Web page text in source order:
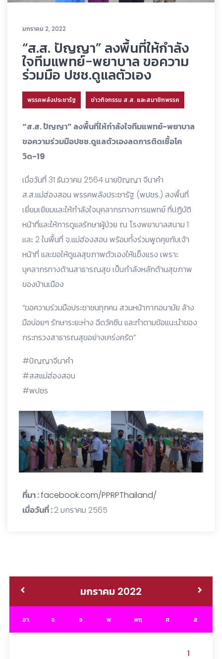
มกราคม 2, 2022
“ส.ส. ปัญญา” ลงพื้นที่ให้กำลัง
ใจทีมแพทย์-พยาบาล ขอความ
ร่วมมือ ปชช.ดูแลตัวเอง
พรรคพลังประชารัฐ ข่าวกิจกรรม ส.ส. และสมาชิกพรรค
“ส.ส. ปัญญา” ลงพื้นที่ให้กำลังใจทีมแพทย์-พยาบาล
ขอความร่วมมือปชช.ดูแลตัวเองลดการติดเชื้อโค
วิด-19
เมื่อวันที่ 31 ธันวาคม 2564 นายปัญญา จีนาคำ
ส.ส.แม่ฮ่องสอน พรรคพลังประชารัฐ (พปชร.) ลงพื้นที่
เยี่ยมเยียมและให้กำลังใจบุคลากรทางการแพทย์ ที่ปฏิบัติ
หน้าที่และให้การดูแลรักษาผู้ป่วย ณ โรงพยาบาลสนาม 1
และ 2 ในพื้นที่ จ.แม่ฮ่องสอน พร้อมทั้งร่วมพูดคุยกับเจ้า
หน้าที่ และขอให้ดูแลสุขภาพตัวเองให้แข็งแรง เพราะ
บุคลากรทางด้านสาธารณสุข เป็นกำลังหลักด้านสุขภาพ
ของบ้านเมือง
“ขอความร่วมมือประชาชนทุกคน สวมหน้ากากอนามัย ล้าง
มือบ่อยๆ รักษาระยะห่าง ฉีดวัคซีน และทำตามข้อแนะนำของ
กระทรวงสาธารณสุขอย่างเคร่งครัด”
#ปัญญาจีนาคำ
#สสแม่ฮ่องสอน
#พปชร
ที่มา :facebook.com/PPRPThailand/
เมื่อวันที่ :2 มกราคม 2565
มกราคม 2022
อา. จ. อ. พ. พฤ. ศ. ส.
1